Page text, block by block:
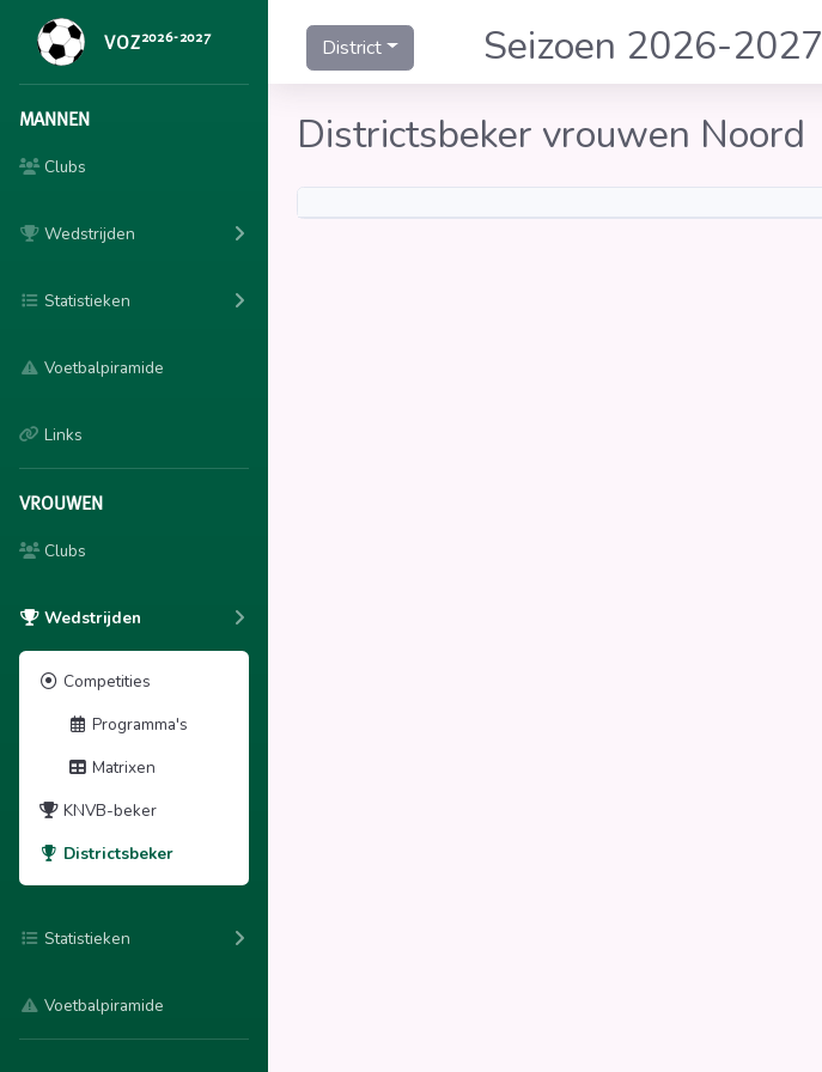
VOZ2026-2027
MANNEN
Clubs
Wedstrijden
Statistieken
Voetbalpiramide
Links
VROUWEN
Clubs
Wedstrijden
Competities
Programma's
Matrixen
KNVB-beker
Districtsbeker
Statistieken
Voetbalpiramide
District
Seizoen 2026-2027
Districtsbeker vrouwen Noord